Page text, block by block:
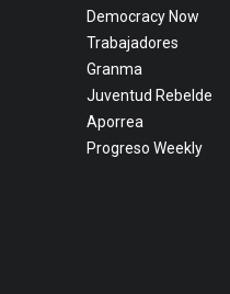
Democracy Now
Trabajadores
Granma
Juventud Rebelde
Aporrea
Progreso Weekly